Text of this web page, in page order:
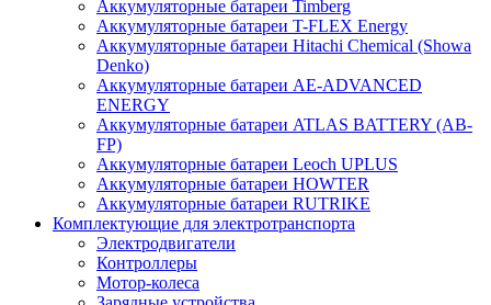
Аккумуляторные батареи Timberg
Аккумуляторные батареи T-FLEX Energy
Аккумуляторные батареи Hitachi Chemical (Showa
Denko)
Аккумуляторные батареи АЕ-ADVANCED
ENERGY
Аккумуляторные батареи ATLAS BATTERY (AB-
FP)
Аккумуляторные батареи Leoch UPLUS
Аккумуляторные батареи HOWTER
Аккумуляторные батареи RUTRIKE
Комплектующие для электротранспорта
Электродвигатели
Контроллеры
Мотор-колеса